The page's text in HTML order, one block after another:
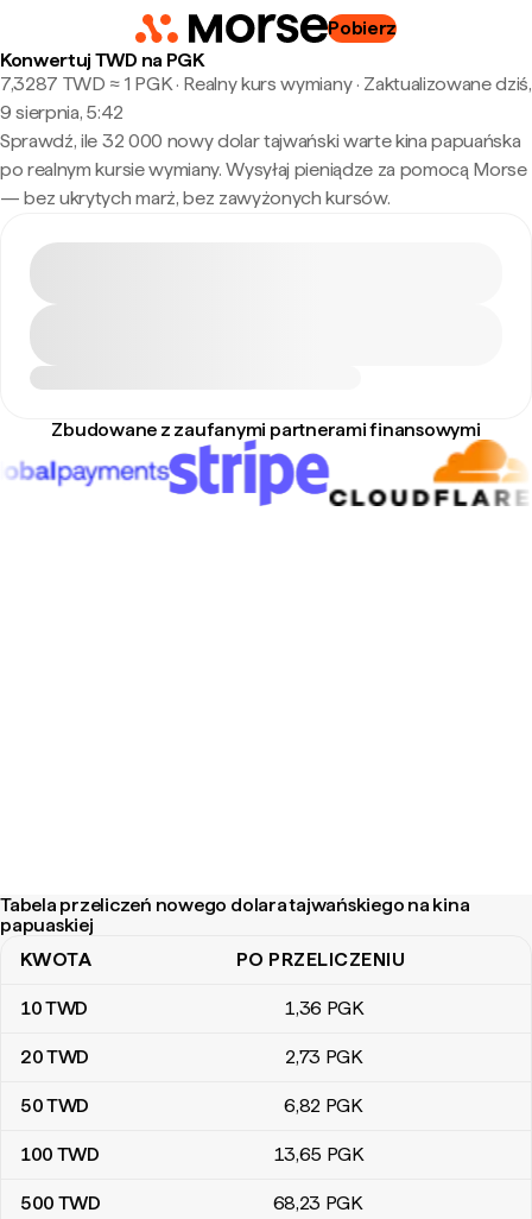
Pobierz
Konwertuj TWD na PGK
7,3287 TWD ≈ 1 PGK · Realny kurs wymiany· Zaktualizowane dziś,
9 sierpnia, 5:42
Sprawdź, ile 32 000 nowy dolar tajwański warte kina papuańska
po realnym kursie wymiany. Wysyłaj pieniądze za pomocą Morse
— bez ukrytych marż, bez zawyżonych kursów.
Zbudowane z zaufanymi partnerami finansowymi
Tabela przeliczeń nowego dolara tajwańskiego na kina
papuaskiej
Tabela przeliczeń nowego dolara tajwańskiego na kina papuaskiej
KWOTA PO PRZELICZENIU
10TWD 1,36 PGK
20TWD 2,73 PGK
50TWD 6,82 PGK
100 TWD 13,65 PGK
500 TWD 68,23 PGK